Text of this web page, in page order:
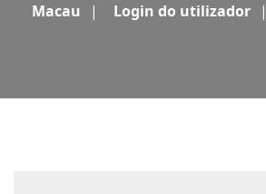
Macau
| Login do utilizador |